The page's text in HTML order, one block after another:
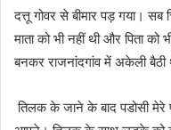
दत्तू गोवर से बीमार पड़ गया।
माता को भी नहीं थी और पिता को
बनकर राजनांदगांव में अकेली बैठी
तिलक के जाने के बाद पडोसी मेरे